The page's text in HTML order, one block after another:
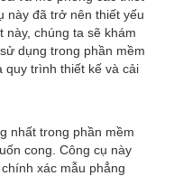
này đã trở nên thiết yếu
này, chúng ta sẽ khám
dụng trong phần mềm
quy trình thiết kế và cải
nhất trong phần mềm
cong. Công cụ này
xác mẫu phẳng